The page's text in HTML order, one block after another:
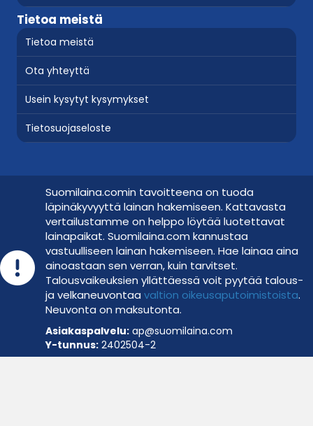
Tietoa meistä
Tietoa meistä
Ota yhteyttä
Usein kysytyt kysymykset
Tietosuojaseloste
Hae lainaa vastuullisesti
Suomilaina.comin tavoitteena on tuoda
läpinäkyvyyttä lainan hakemiseen. Kattavasta
vertailustamme on helppo löytää luotettavat
lainapaikat. Suomilaina.com kannustaa
vastuulliseen lainan hakemiseen. Hae lainaa aina
ainoastaan sen verran, kuin tarvitset.
Talousvaikeuksien yllättäessä voit pyytää talous-
ja velkaneuvontaa val­tion oi­keus­a­pu­toi­mis­tois­ta.
Neuvonta on maksutonta.
Asiakaspalvelu: ap@suomilaina.com
Y-tunnus: 2402504-2